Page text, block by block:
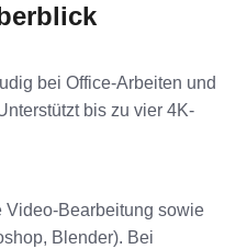
bei Office-Arbeiten und
bis zu vier 4K-
Video-Bearbeitung sowie
Blender). Bei